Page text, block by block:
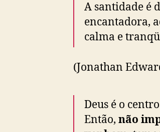
A santidade é
encantadora,
calma e
(Jonathan
Deus é o
Então, não